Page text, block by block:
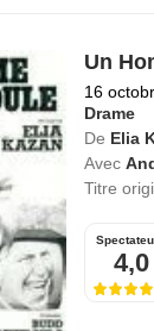
Un
16
Drame
De Elia
Avec
Titre
4,0